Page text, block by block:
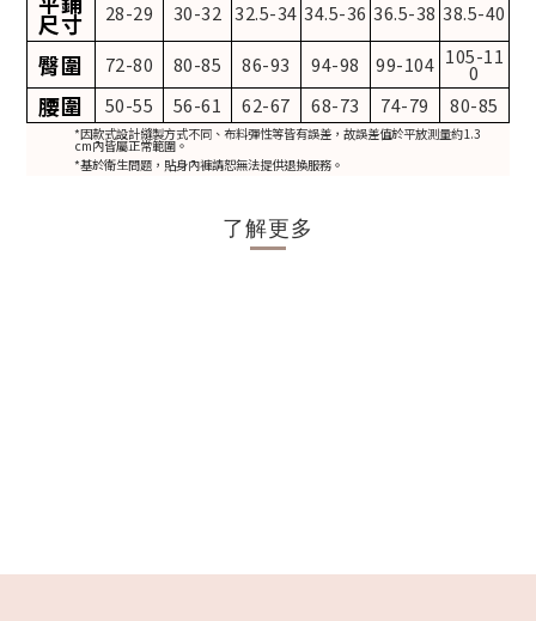
尺寸 28-29 30-32 32.5-34 34.5-36 36.5-38 38.5-40
臀圍 72-80 80-85 86-93 94-98 99-104 105-11
0
腰圍 50-55 56-61 62-67 68-73 74-79 80-85
*因款式設計縫製方式不同、布料彈性等皆有誤差，故誤差值於平放測量約1.3
cm內皆屬正常範圍。
*基於衛生問題，貼身內褲請恕無法提供退換服務。
了解更多